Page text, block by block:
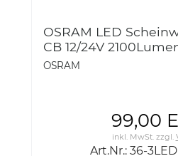
OSRAM LED
CB 12/24V
3LEDDL117-CB
OSRAM
99,00
inkl. MwSt.zzgl.
Art.Nr.: 36-